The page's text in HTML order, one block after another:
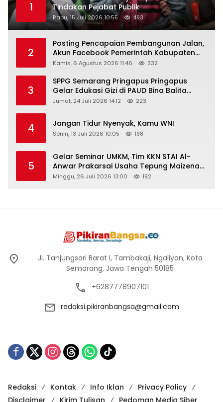
1
Tindakan Pejabat Publik
Rabu, 15 Juli 2026 10:55 493
2
Posting Pencapaian Pembangunan Jalan,
Akun Facebook Pemerintah Kabupaten
Rembang “Dirujak” Warganet
Kamis, 6 Agustus 2026 11:46 332
3
SPPG Semarang Pringapus Pringapus
Gelar Edukasi Gizi di PAUD Bina Balita
Peringati Hari Anak Nasional 2026
Jumat, 24 Juli 2026 14:12 223
4 Jangan Tidur Nyenyak, Kamu WNI
Senin, 13 Juli 2026 10:05 198
5
Gelar Seminar UMKM, Tim KKN STAI Al-
Anwar Prakarsai Usaha Tepung Maizena
di Logung
Minggu, 26 Juli 2026 13:00 192
Jl. Tanjungsari Barat I, Tambakaji, Ngaliyan, Kota
Semarang, Jawa Tengah 50185
+6287778907101
redaksi.pikiranbangsa@gmail.com
Redaksi Kontak Info Iklan
Privacy Policy
Disclaimer
Kirim Tulisan Pedoman Media Siber